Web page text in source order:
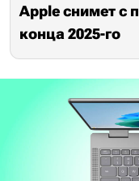
Apple снимет с
конца 2025-го